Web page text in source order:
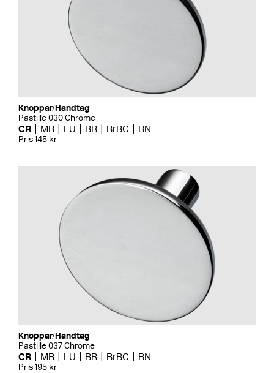
Knoppar/Handtag
Pastille 030 Chrome
CR MB LU BR BrBC BN
Pris 145 kr
Knoppar/Handtag
Pastille 037 Chrome
CR MB LU BR BrBC BN
Pris 195 kr